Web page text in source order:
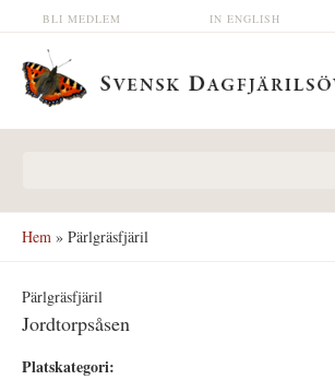
Hoppa till huvudinnehåll IN ENGLISH
BLI MEDLEM
Hem » Pärlgräsfjäril
Pärlgräsfjäril
Jordtorpsåsen
Platskategori: